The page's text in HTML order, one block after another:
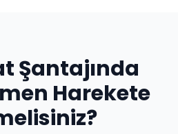
Şantajında
Harekete